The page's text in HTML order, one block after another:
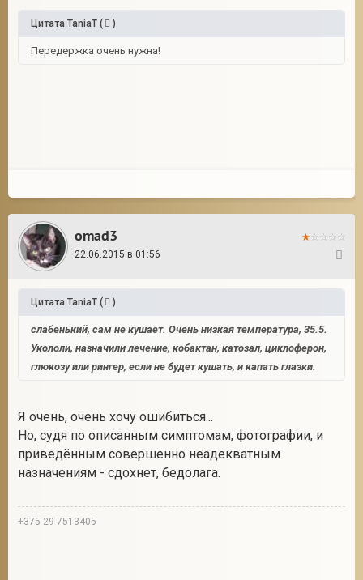
Цитата TaniaT ( )
Передержка очень нужна!
omad3
22.06.2015 в 01:56
Цитата TaniaT ( )
слабенький, сам не кушает. Очень низкая температура, 35.5.
Укололи, назначили лечение, кобактан, катозал, циклоферон,
глюкозу или рингер, если не будет кушать, и капать глазки.
Я очень, очень хочу ошибиться...
Но, судя по описанным симптомам, фотографии, и
приведённым совершенно неадекватным
назначениям - сдохнет, бедолага.
+375 29 7513405